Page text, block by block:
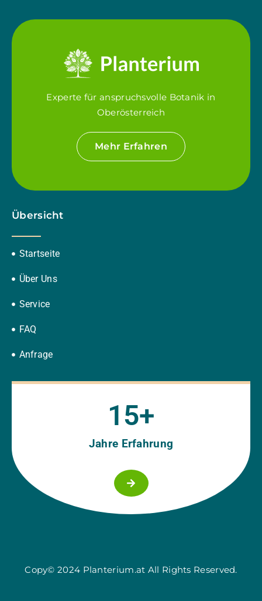
Experte für anspruchsvolle Botanik in
Oberösterreich
Mehr Erfahren
Übersicht
Startseite
Über Uns
Service
FAQ
Anfrage
Jahre Erfahrung
15+
Copy© 2024 Planterium.at All Rights Reserved.